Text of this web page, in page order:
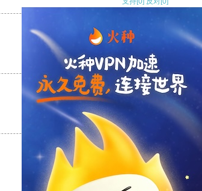
支持[0] 反对
支持
反对 [0]